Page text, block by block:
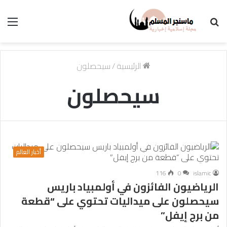
الرئيسية/سيحصلون
سيحصلون
أخبار العالم
islamic
0
116
الرياضيون الفائزون في أولمبياد باريس
سيحصلون على ميداليات تحتوي على “قطعة
من برج إيفل”